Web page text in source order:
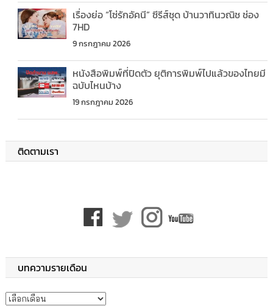
เรื่องย่อ “โซ่รักอัคนี” ซีรีส์ชุด บ้านวาทินวณิช ช่อง
7HD
9 กรกฎาคม 2026
หนังสือพิมพ์ที่ปิดตัว ยุติการพิมพ์ไปแล้วของไทยมี
ฉบับไหนบ้าง
19 กรกฎาคม 2026
ติดตามเรา
บทความรายเดือน
บทความรายเดือน